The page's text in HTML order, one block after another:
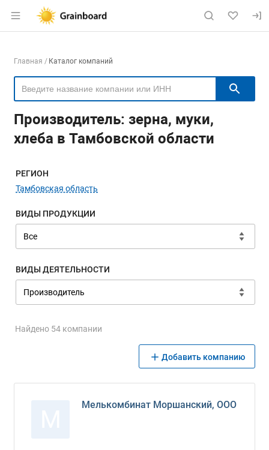
Раздел навигации по сайту
Навигация по компаниям
Главная Каталог компаний
Производитель: зерна, муки,
хлеба в Тамбовской области
Меню навигации
РЕГИОН
Тамбовская область
ВИДЫ ПРОДУКЦИИ
ВИДЫ ДЕЯТЕЛЬНОСТИ
Найдено 54 компании
Добавить компанию
Мелькомбинат Моршанский, ООО